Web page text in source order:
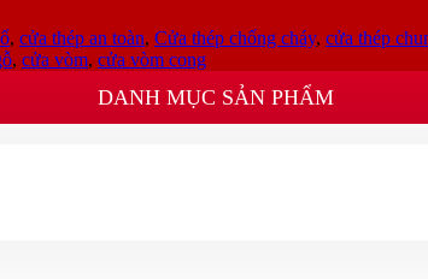
, cửa thép an toàn, Cửa thép chống cháy, cửa thép
, cửa vòm, cửa vòm cong
DANH MỤC SẢN PHẨM